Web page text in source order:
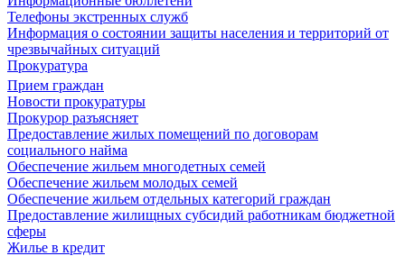
Телефоны экстренных служб
Информация о состоянии защиты населения и территорий от
чрезвычайных ситуаций
Прокуратура
Прием граждан
Новости прокуратуры
Прокурор разъясняет
Предоставление жилых помещений по договорам
социального найма
Обеспечение жильем многодетных семей
Обеспечение жильем молодых семей
Обеспечение жильем отдельных категорий граждан
Предоставление жилищных субсидий работникам бюджетной
сферы
Жилье в кредит